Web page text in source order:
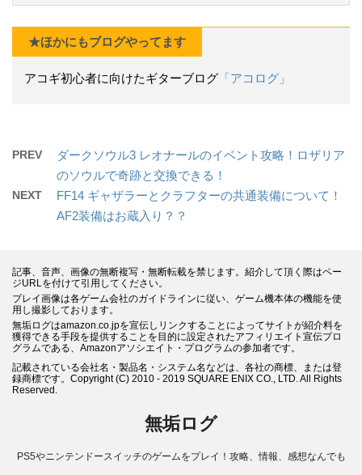
★ほかにもブログやってます
アコギ初心者に向けたギターブログ 「アコログ」
PREV
ダークソウル3 レオナールのイベント攻略！ロザリア
のソウルで奇跡と交換できる！
NEXT
FF14 ギャザラーとクラフターの共通装備について！
AF2装備はお蔵入り？？
記事、音声、画像の無断複写・無断転載を禁じます。紹介して頂く際はペー
ジURLを付けて引用してください。
プレイ画像は各ゲーム会社のガイドラインに従い、ゲーム機本体の機能を使
用し撮影しております。
無垢ログはamazon.co.jpを宣伝しリンクすることによってサイトが紹介料を
獲得できる手段を提供することを目的に設定されたアフィリエイト宣伝プロ
グラムである、Amazonアソシエイト・プログラムの参加者です。
記載されている会社名・製品名・システム名などは、各社の商標、または登
録商標です。Copyright (C) 2010 - 2019 SQUARE ENIX CO., LTD. All Rights
Reserved.
無垢ログ
PS5やニンテンドースイッチのゲームをプレイ！攻略、情報、感想なんでも